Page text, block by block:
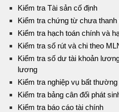
Kiểm tra Tài sản cố định
Kiểm tra chứng từ chưa thanh
Kiểm tra hạch toán chính và
Kiểm tra số rút và chi theo
Kiểm tra số dư tài khoản
lương
Kiểm tra nghiệp vụ bất thường
Kiểm tra bảng cân đối phát
Kiểm tra báo cáo tài chính